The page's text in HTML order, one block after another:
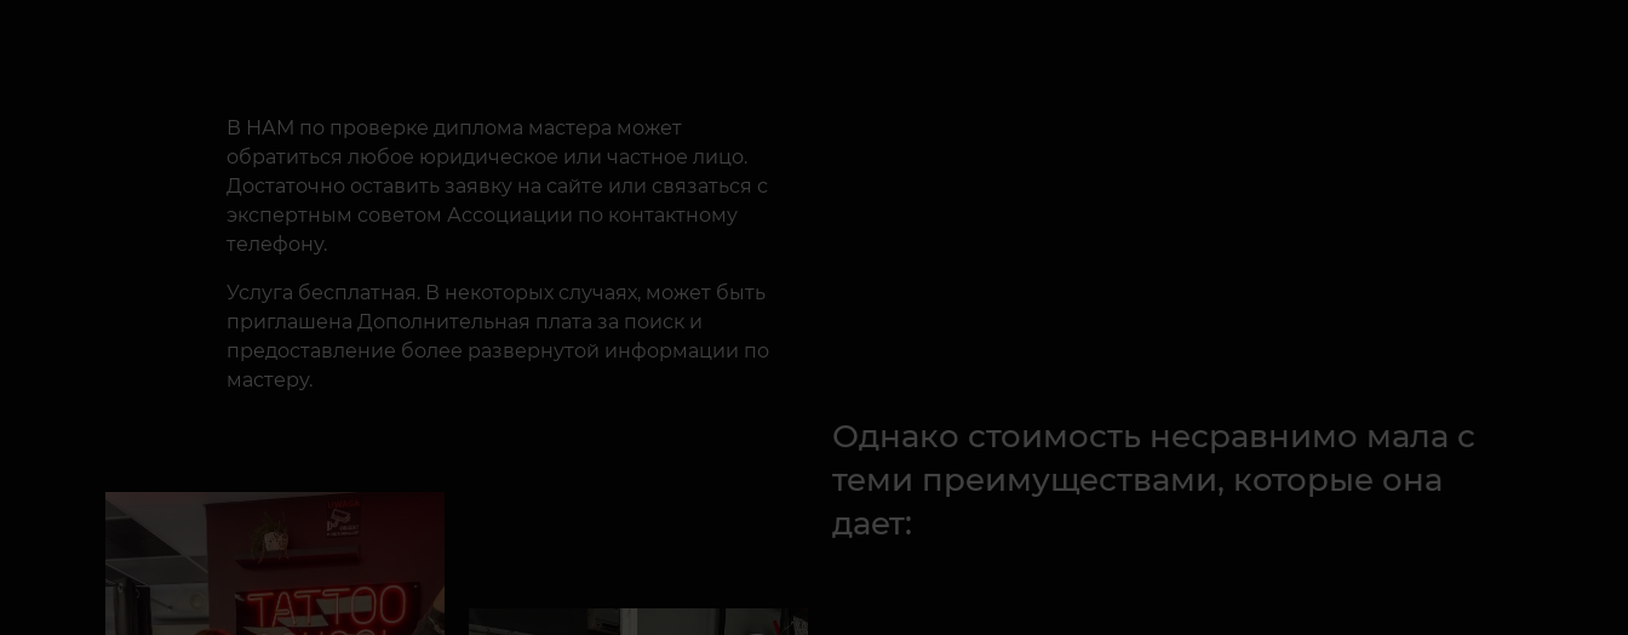
В НАМ по проверке диплома мастера может
обратиться любое юридическое или частное лицо.
Достаточно оставить заявку на сайте или связаться с
экспертным советом Ассоциации по контактному
телефону.
Услуга бесплатная. В некоторых случаях, может быть
приглашена Дополнительная плата за поиск и
предоставление более развернутой информации по
мастеру.
Однако стоимость несравнимо мала с
теми преимуществами, которые она
дает: